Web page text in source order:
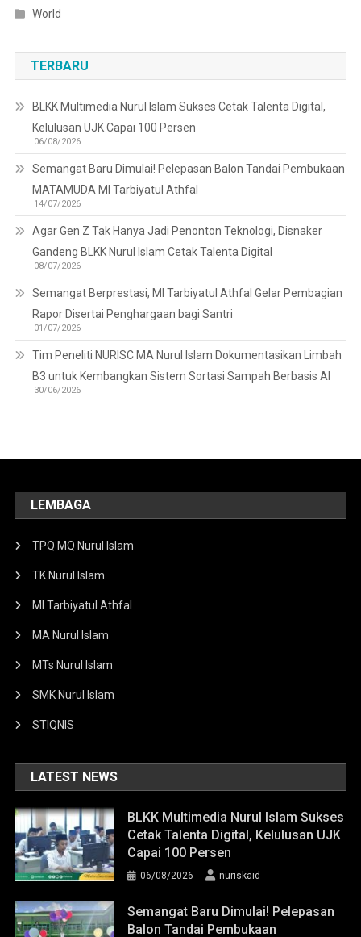
World
TERBARU
BLKK Multimedia Nurul Islam Sukses Cetak Talenta Digital,
Kelulusan UJK Capai 100 Persen
06/08/2026
Semangat Baru Dimulai! Pelepasan Balon Tandai Pembukaan
MATAMUDA MI Tarbiyatul Athfal
14/07/2026
Agar Gen Z Tak Hanya Jadi Penonton Teknologi, Disnaker
Gandeng BLKK Nurul Islam Cetak Talenta Digital
08/07/2026
Semangat Berprestasi, MI Tarbiyatul Athfal Gelar Pembagian
Rapor Disertai Penghargaan bagi Santri
01/07/2026
Tim Peneliti NURISC MA Nurul Islam Dokumentasikan Limbah
B3 untuk Kembangkan Sistem Sortasi Sampah Berbasis AI
30/06/2026
LEMBAGA
TPQ MQ Nurul Islam
TK Nurul Islam
MI Tarbiyatul Athfal
MA Nurul Islam
MTs Nurul Islam
SMK Nurul Islam
STIQNIS
LATEST NEWS
BLKK Multimedia Nurul Islam Sukses
Cetak Talenta Digital, Kelulusan UJK
Capai 100 Persen
06/08/2026 nuriskaid
Semangat Baru Dimulai! Pelepasan
Balon Tandai Pembukaan